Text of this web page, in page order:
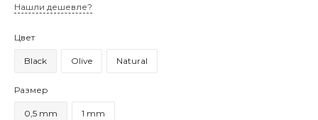
Нашли дешевле?
Цвет
Black Olive Natural
Размер
0,5 mm 1 mm